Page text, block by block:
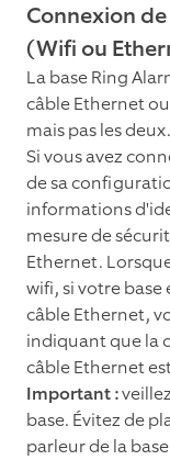
Connexion
(Wifi ou
La base Ring
câble Ethernet
mais pas les deux.
Si vous avez
de sa
informations
mesure de
Ethernet.
wifi, si votre
câble Ethernet,
indiquant que la
câble Ethernet
Important :
base. Évitez de
parleur de la